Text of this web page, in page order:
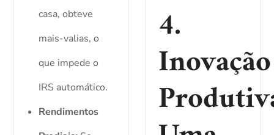
casa, obteve
mais-valias, o
que impede o
IRS automático.
Rendimentos
4.
Inovação